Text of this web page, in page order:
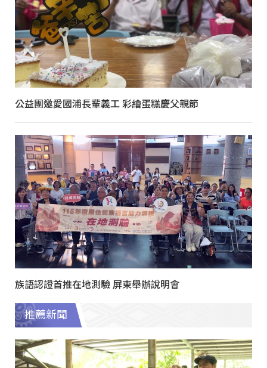
公益團邀愛國浦長輩義工 彩繪蛋糕慶父親節
族語認證首推在地測驗 屏東舉辦說明會
推薦新聞